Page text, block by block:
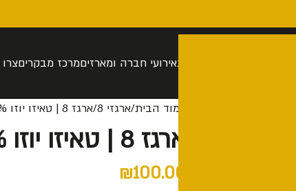
חנותאירועי חברה ומארזיםמרכז מבקרים
עמוד הבית ארגזי 8 ארגז 8 | טאיזו יוזו 5%
ארגז 8 | טאיזו יוזו 5%
₪100.00